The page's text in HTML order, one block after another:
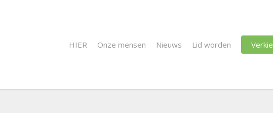
HIER Onze mensen Nieuws Lid worden